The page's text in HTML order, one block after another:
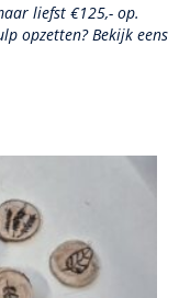
liefst €125,- op.
opzetten? Bekijk eens